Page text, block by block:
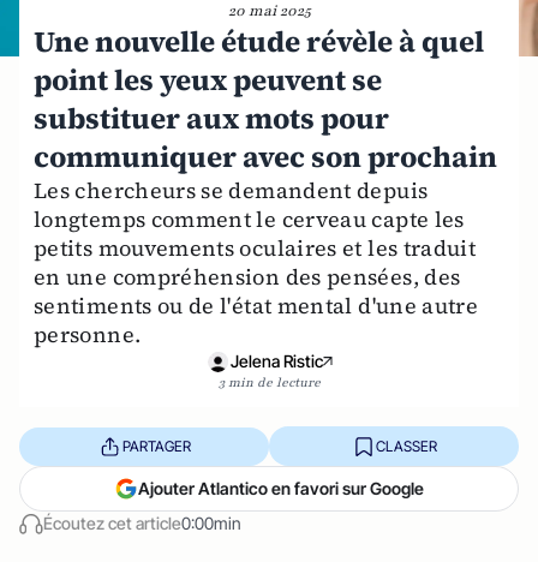
20 mai 2025
Une nouvelle étude révèle à quel
point les yeux peuvent se
substituer aux mots pour
communiquer avec son prochain
Les chercheurs se demandent depuis
longtemps comment le cerveau capte les
petits mouvements oculaires et les traduit
en une compréhension des pensées, des
sentiments ou de l'état mental d'une autre
personne.
Jelena Ristic
3 min de lecture
Écoutez cet article0:00min
PARTAGER CLASSER
Ajouter Atlantico en favori sur Google